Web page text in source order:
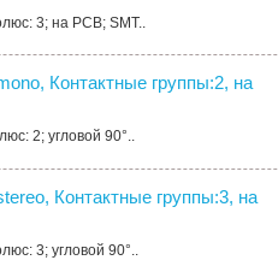
3; на PCB; SMT..
Контактные группы:2, на
2; угловой 90°..
Контактные группы:3, на
3; угловой 90°..